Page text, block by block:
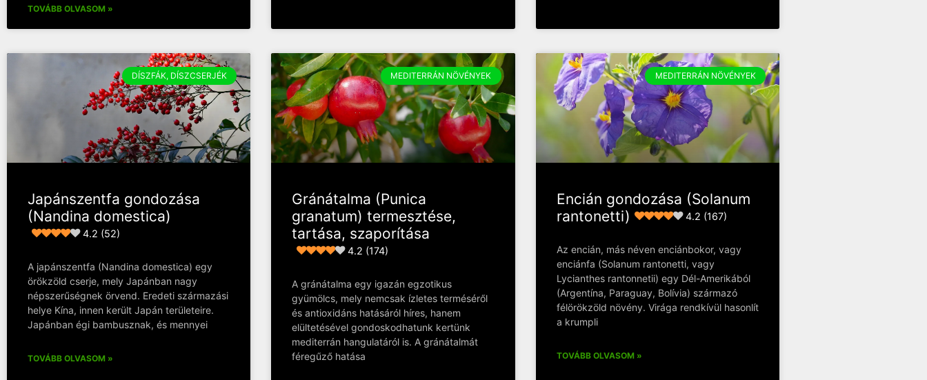
TOVÁBB OLVASOM »
DÍSZFÁK, DÍSZCSERJÉK
Japánszentfa gondozása
(Nandina domestica)
4.2 (52)
A japánszentfa (Nandina domestica) egy
örökzöld cserje, mely Japánban nagy
népszerűségnek örvend. Eredeti származási
helye Kína, innen került Japán területeire.
Japánban égi bambusznak, és mennyei
TOVÁBB OLVASOM »
MEDITERRÁN NÖVÉNYEK
Gránátalma (Punica
granatum) termesztése,
tartása, szaporítása
4.2 (174)
A gránátalma egy igazán egzotikus
gyümölcs, mely nemcsak ízletes terméséről
és antioxidáns hatásáról híres, hanem
elültetésével gondoskodhatunk kertünk
mediterrán hangulatáról is. A gránátalmát
féregűző hatása
MEDITERRÁN NÖVÉNYEK
Encián gondozása (Solanum
rantonetti)
4.2 (167)
Az encián, más néven enciánbokor, vagy
enciánfa (Solanum rantonetti, vagy
Lycianthes rantonnetii) egy Dél-Amerikából
(Argentína, Paraguay, Bolívia) származó
félörökzöld növény. Virága rendkívül hasonlít
a krumpli
TOVÁBB OLVASOM »